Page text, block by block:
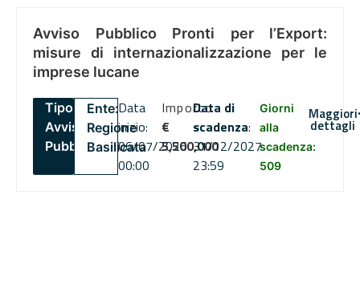
Avviso Pubblico Pronti per l’Export:
misure di internazionalizzazione per le
imprese lucane
Tipo:
Avviso
Pubblico
Ente:
Regione
Basilicata
Data
inizio:
06/07/2026
00:00
Importo
€
5,500,000
Data di
scadenza:
31/12/2027
23:59
Giorni
alla
scadenza:
509
Maggiori
dettagli